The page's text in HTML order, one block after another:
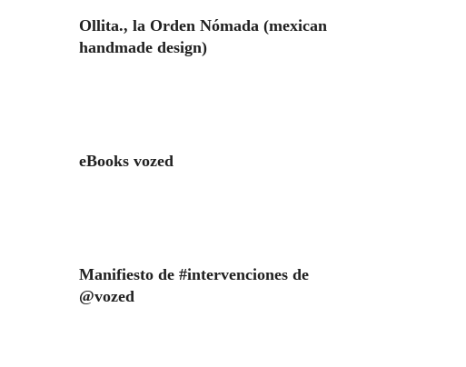
Ollita., la Orden Nómada (mexican
handmade design)
eBooks vozed
Manifiesto de #intervenciones de
@vozed